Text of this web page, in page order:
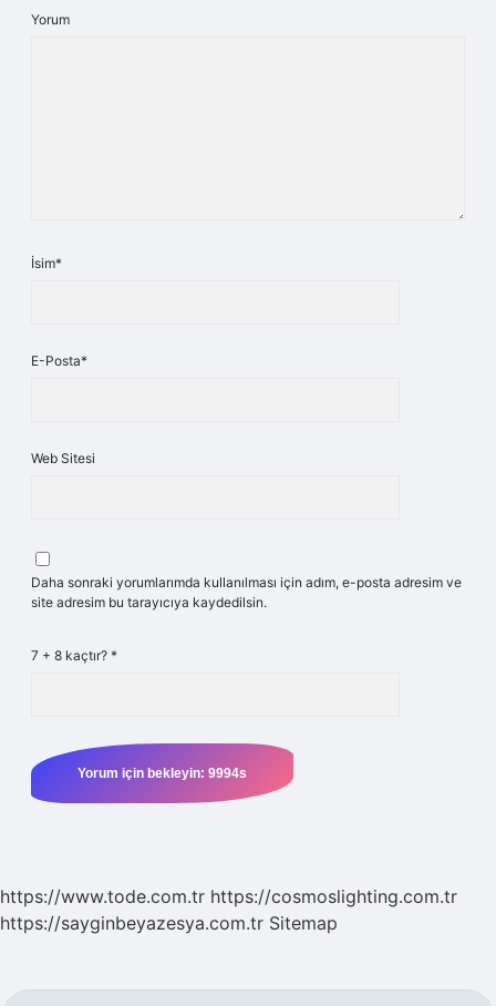
Yorum
İsim*
E-Posta*
Web Sitesi
Daha sonraki yorumlarımda kullanılması için adım, e-posta adresim ve
site adresim bu tarayıcıya kaydedilsin.
7 + 8 kaçtır? *
https://www.tode.com.tr https://cosmoslighting.com.tr
https://sayginbeyazesya.com.tr Sitemap